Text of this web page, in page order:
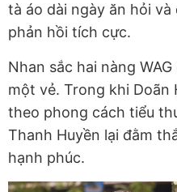
tà áo dài ngày ăn hỏi
phản hồi tích cực.
Nhan sắc hai nàng
một vẻ. Trong khi Doãn
theo phong cách tiểu
Thanh Huyền lại đằm
hạnh phúc.